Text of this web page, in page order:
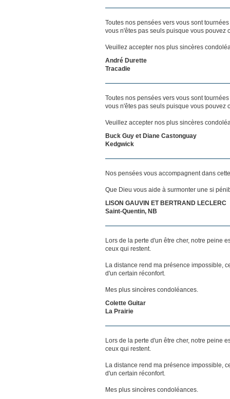
Toutes nos pensées vers vous sont
vous n'êtes pas seuls puisque vous pouvez
Veuillez accepter nos plus sincères
André Durette
Tracadie
Toutes nos pensées vers vous sont
vous n'êtes pas seuls puisque vous pouvez
Veuillez accepter nos plus sincères
Buck Guy et Diane Castonguay
Kedgwick
Nos pensées vous accompagnent dans
Que Dieu vous aide à surmonter une si
LISON GAUVIN ET BERTRAND LECLERC
Saint-Quentin, NB
Lors de la perte d'un être cher, notre peine
ceux qui restent.
La distance rend ma présence impossible,
d'un certain réconfort.
Mes plus sincères condoléances.
Colette Guitar
La Prairie
Lors de la perte d'un être cher, notre peine
ceux qui restent.
La distance rend ma présence impossible,
d'un certain réconfort.
Mes plus sincères condoléances.